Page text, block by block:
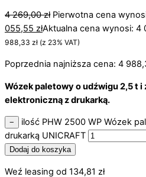
4 269,00zł Pierwotna cena
055,55 złAktualna cena wynosi: 4
988,33 zł (z 23% VAT)
Poprzednia najniższa cena: 4
Wózek paletowy o udźwigu 2,5 t
elektroniczną z drukarką.
−
ilość PHW 2500 WP Wózek
drukarką UNICRAFT
Dodaj do koszyka
Weź leasing od 134,81 zł